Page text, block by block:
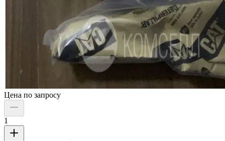
Цена по запросу
1